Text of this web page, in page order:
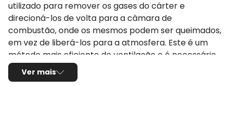
utilizado para remover os gases do cárter e
direcioná-los de volta para a câmara de
combustão, onde os mesmos podem ser queimados,
em vez de liberá-los para a atmosfera. Este é um
método mais eficiente de ventilação e é necessário
para atender as normas atuais de emissão.
Ver mais